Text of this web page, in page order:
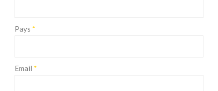
Pays *
Email *